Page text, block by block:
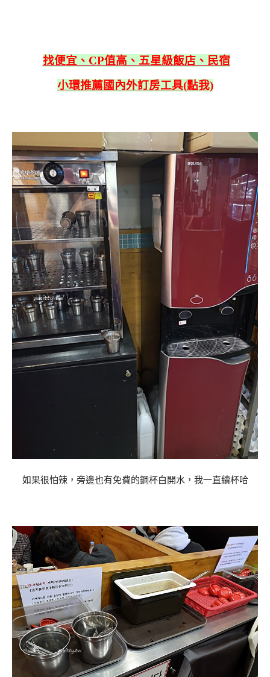
找便宜、CP值高、五星級飯店、民宿
小環推薦國內外訂房工具(點我)
如果很怕辣，旁邊也有免費的鋼杯白開水，我一直續杯哈